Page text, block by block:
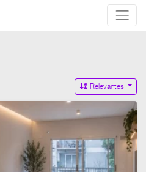
Relevantes